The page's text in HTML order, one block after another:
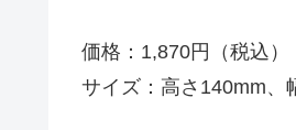
価格：1,870円（税込）
サイズ：高さ140mm、